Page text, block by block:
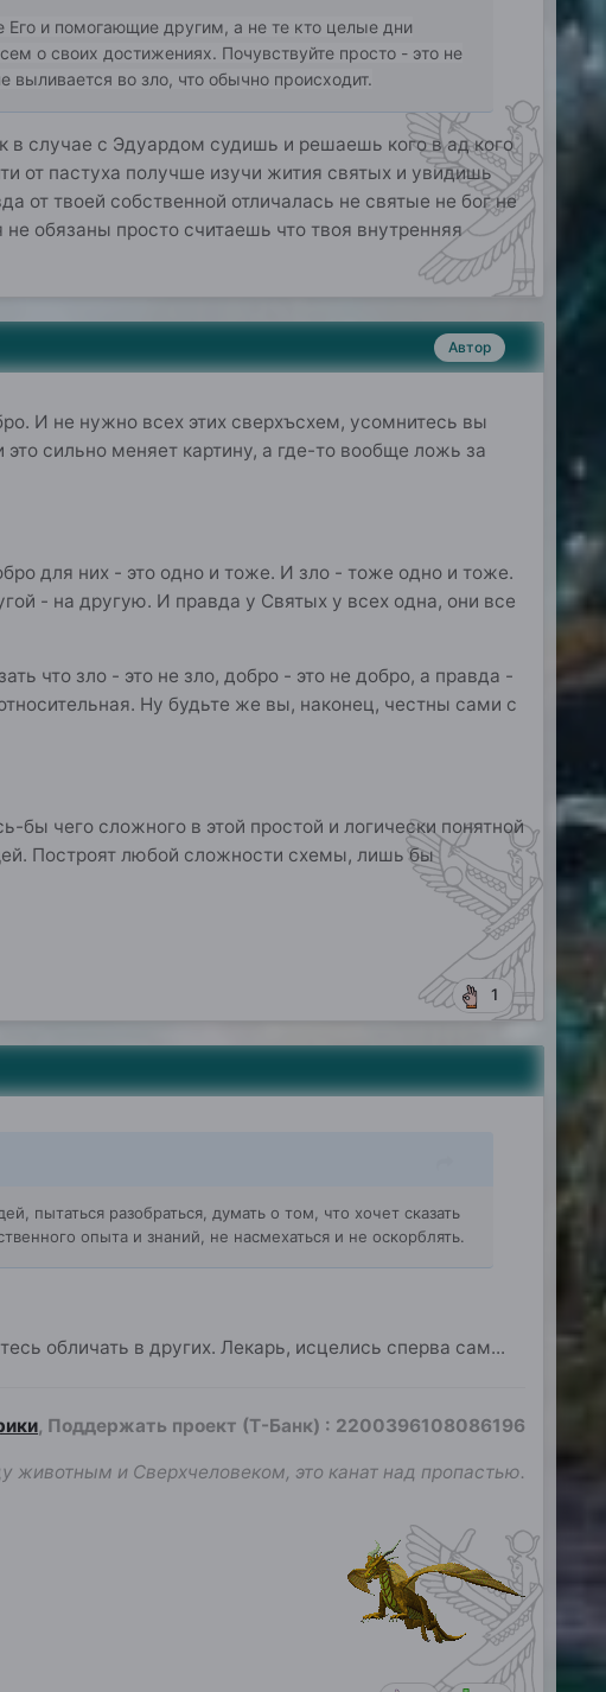
Его и помогающие другим, а не те кто целые дни
о своих достижениях. Почувствуйте просто - это не
выливается во зло, что обычно происходит.
в случае с Эдуардом судишь и решаешь кого в ад кого
от пастуха получше изучи жития святых и увидишь
от твоей собственной отличалась не святые не бог не
обязаны просто считаешь что твоя внутренняя
Автор
И не нужно всех этих сверхъсхем, усомнитесь вы
сильно меняет картину, а где-то вообще ложь за
для них - это одно и тоже. И зло - тоже одно и тоже.
- на другую. И правда у Святых у всех одна, они все
что зло - это не зло, добро - это не добро, а правда -
Ну будьте же вы, наконец, честны сами с
бы чего сложного в этой простой и логически понятной
Построят любой сложности схемы, лишь бы
1
пытаться разобраться, думать о том, что хочет сказать
опыта и знаний, не насмехаться и не оскорблять.
обличать в других. Лекарь, исцелись сперва сам...
, Поддержать проект (Т-Банк) : 2200396108086196
животным и Сверхчеловеком, это канат над пропастью.